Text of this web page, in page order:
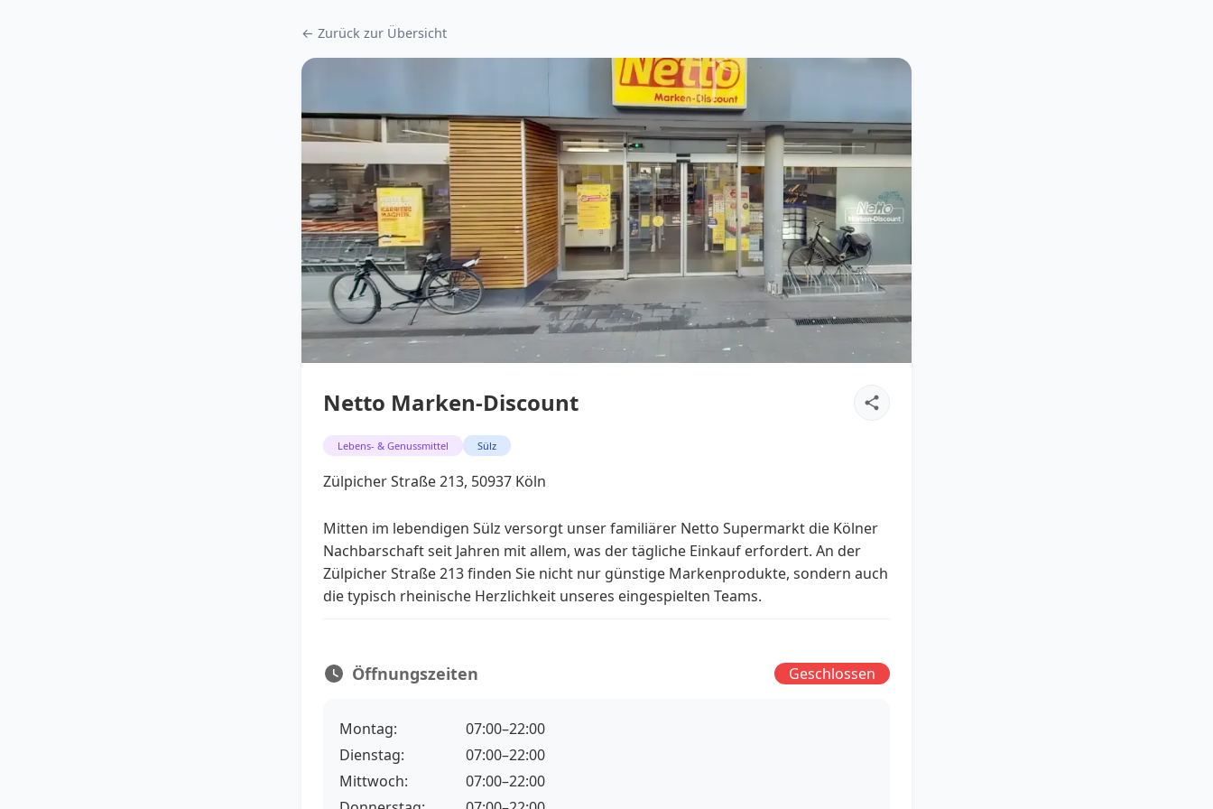
← Zurück zur Übersicht
Netto Marken-Discount
Lebens- & Genussmittel Sülz
Zülpicher Straße 213, 50937 Köln
Mitten im lebendigen Sülz versorgt unser familiärer Netto Supermarkt die Kölner
Nachbarschaft seit Jahren mit allem, was der tägliche Einkauf erfordert. An der
Zülpicher Straße 213 finden Sie nicht nur günstige Markenprodukte, sondern auch
die typisch rheinische Herzlichkeit unseres eingespielten Teams.
Öffnungszeiten Geschlossen
Montag:
07:00–22:00
Dienstag:
07:00–22:00
Mittwoch:
07:00–22:00